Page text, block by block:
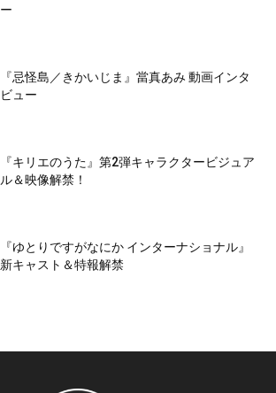
ー
『忌怪島／きかいじま』當真あみ 動画インタ
ビュー
『キリエのうた』第2弾キャラクタービジュア
ル＆映像解禁！
『ゆとりですがなにか インターナショナル』
新キャスト＆特報解禁